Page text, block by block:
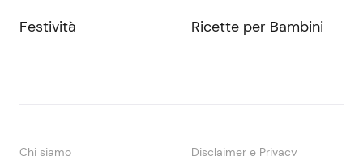
Festività Ricette per Bambini
Chi siamo Disclaimer e Privacy